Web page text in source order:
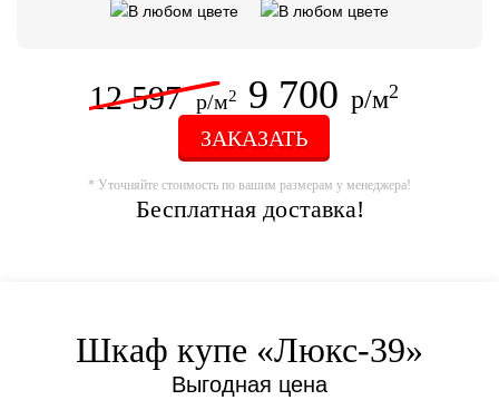
12 597 р/м2 9 700 р/м2
ЗАКАЗАТЬ
* Уточняйте стоимость по вашим размерам у менеджера!
Бесплатная доставка!
Шкаф купе «Люкс-39»
Выгодная цена